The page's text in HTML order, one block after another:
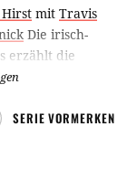
mit Travis
Die irisch-
erzählt die
(Travis
seiner
im
SERIE VORMERKEN